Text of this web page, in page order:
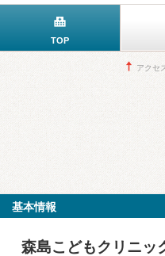
TOP
アクセ
基本情報
森島こどもクリニッ